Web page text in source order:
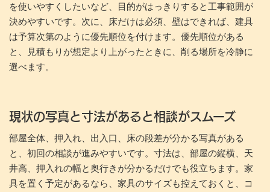
を使いやすくしたいなど、目的がはっきりすると工事範囲が
決めやすいです。次に、床だけは必須、壁はできれば、建具
は予算次第のように優先順位を付けます。優先順位がある
と、見積もりが想定より上がったときに、削る場所を冷静に
選べます。
現状の写真と寸法があると相談がスムーズ
部屋全体、押入れ、出入口、床の段差が分かる写真がある
と、初回の相談が進みやすいです。寸法は、部屋の縦横、天
井高、押入れの幅と奥行きが分かるだけでも役立ちます。家
具を置く予定があるなら、家具のサイズも控えておくと、コ